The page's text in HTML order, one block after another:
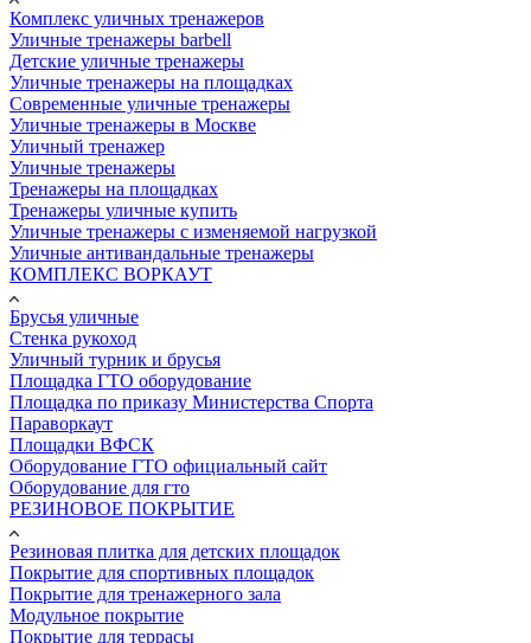
Комплекс уличных тренажеров
Уличные тренажеры barbell
Детские уличные тренажеры
Уличные тренажеры на площадках
Современные уличные тренажеры
Уличные тренажеры в Москве
Уличный тренажер
Уличные тренажеры
Тренажеры на площадках
Тренажеры уличные купить
Уличные тренажеры с изменяемой нагрузкой
Уличные антивандальные тренажеры
КОМПЛЕКС ВОРКАУТ
Брусья уличные
Стенка рукоход
Уличный турник и брусья
Площадка ГТО оборудование
Площадка по приказу Министерства Спорта
Параворкаут
Площадки ВФСК
Оборудование ГТО официальный сайт
Оборудование для гто
РЕЗИНОВОЕ ПОКРЫТИЕ
Резиновая плитка для детских площадок
Покрытие для спортивных площадок
Покрытие для тренажерного зала
Модульное покрытие
Покрытие для террасы